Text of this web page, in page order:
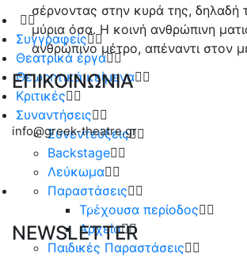
Συγγραφείς
Θεατρικά έργα
Θεωρητικά κείμενα
Κριτικές
Συναντήσεις
Συνεντεύξεις
Backstage
Λεύκωμα
Παραστάσεις
Τρέχουσα περίοδος
Αρχείο
Παιδικές Παραστάσεις
σέρνοντας στην κυρά της, δηλαδή
μύρια όσα. Η κοινή ανθρώπινη
ανθρώπινο μέτρο, απέναντι στον
ΕΠΙΚΟΙΝΩΝΙΑ
info@greek-theatre.gr
NEWSLETTER